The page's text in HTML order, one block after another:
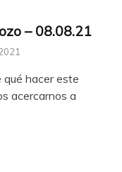
– 08.08.21
qué hacer este
acercarnos a